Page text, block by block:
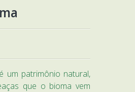
um patrimônio natural,
que o bioma vem